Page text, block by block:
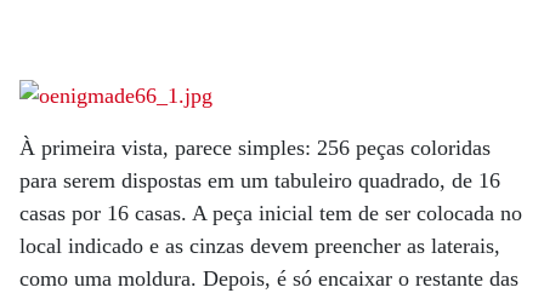
À primeira vista, parece simples: 256 peças coloridas
para serem dispostas em um tabuleiro quadrado, de 16
casas por 16 casas. A peça inicial tem de ser colocada no
local indicado e as cinzas devem preencher as laterais,
como uma moldura. Depois, é só encaixar o restante das